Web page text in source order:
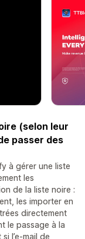
(selon leur
passer des
à gérer une liste
les
de la liste noire :
les importer en
directement
le passage à la
l’e-mail de